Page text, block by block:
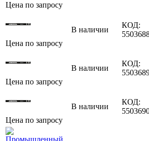
Цена по запросу
Цена по запросу
В наличии
КОД:
Цена по запросу
В наличии
КОД:
Цена по запросу
В наличии
КОД: